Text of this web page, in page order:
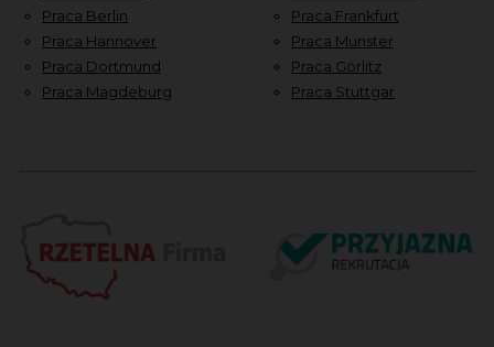
Praca Berlin
Praca Hannover
Praca Dortmund
Praca Magdeburg
Praca Frankfurt
Praca Munster
Praca Görlitz
Praca Stuttgar